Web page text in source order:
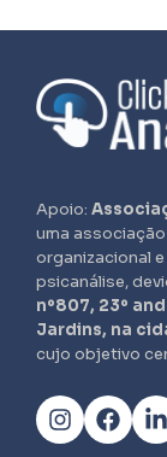
Apoio:
uma
organizacional
psicanálise,
nº807, 23º
Jardins, na
cujo objetivo